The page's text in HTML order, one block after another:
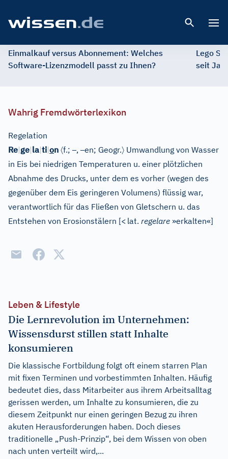
Einmalkauf versus Abonnement: Welches
Software-Lizenzmodell passt zu Ihnen?
Lego
seit
Wahrig Fremdwörterlexikon
Regelation
Re|ge|la|ti|on 〈f.;–,–en; Geogr.〉 Umwandlung von Wasser
in Eis bei niedrigen Temperaturen u. einer plötzlichen
Abnahme des Drucks, unter dem es vorher (wegen des
gegenüber dem Eis geringeren Volumens) flüssig war,
verantwortlich für das Fließen von Gletschern u. das
Entstehen von Erosionstälern [< lat. regelare »erkalten«]
Leben & Lifestyle
Die Lernrevolution im Unternehmen:
Wissensdurst stillen statt Inhalte
konsumieren
Die klassische Fortbildung folgt oft einem starren Plan
mit fixen Terminen und vorbestimmten Inhalten. Häufig
bedeutet dies, dass Mitarbeiter aus ihrem Arbeitsalltag
gerissen werden, um Inhalte zu konsumieren, die zu
diesem Zeitpunkt nur einen geringen Bezug zu ihren
akuten Herausforderungen haben. Doch dieses
traditionelle „Push-Prinzip“, bei dem Wissen von oben
nach unten verteilt wird,...